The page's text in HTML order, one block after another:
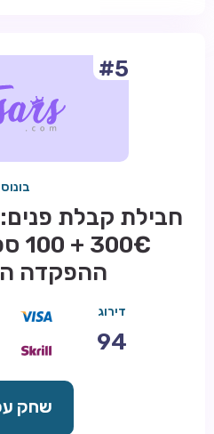
#5
בונוס
ההפקדה
דירוג
94
שחק